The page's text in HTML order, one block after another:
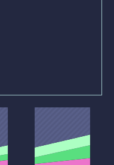
2020 2019 2020